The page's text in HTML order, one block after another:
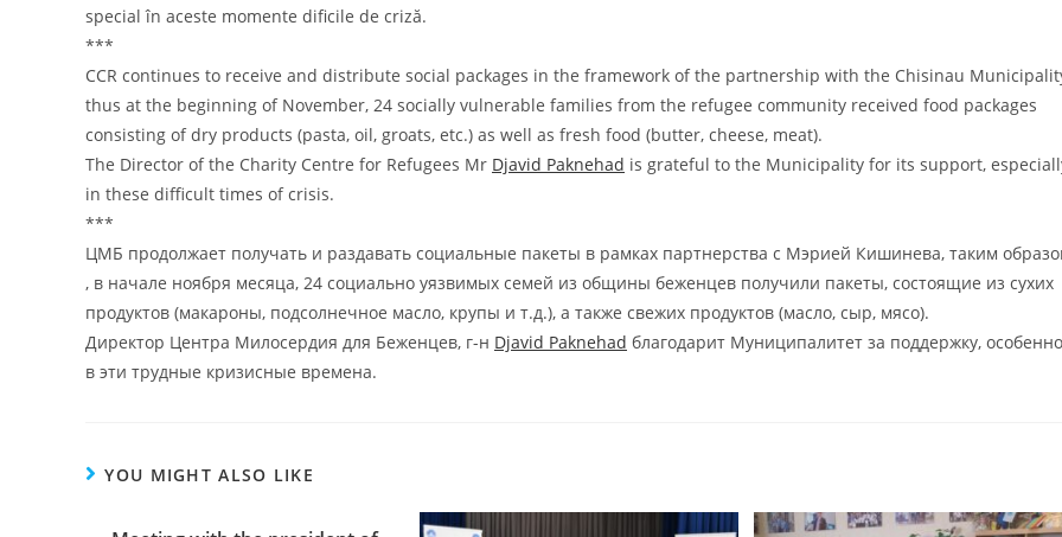
special în aceste momente dificile de criză.
***
CCR continues to receive and distribute social packages in the framework of the partnership with the Chisinau
thus at the beginning of November, 24 socially vulnerable families from the refugee community received food packages
consisting of dry products (pasta, oil, groats, etc.) as well as fresh food (butter, cheese, meat).
The Director of the Charity Centre for Refugees Mr Djavid Paknehad is grateful to the Municipality for its support,
in these difficult times of crisis.
***
ЦМБ продолжает получать и раздавать социальные пакеты в рамках партнерства с Мэрией Кишинева, таким
, в начале ноября месяца, 24 социально уязвимых семей из общины беженцев получили пакеты, состоящие из сухих
продуктов (макароны, подсолнечное масло, крупы и т.д.), а также свежих продуктов (масло, сыр, мясо).
Директор Центра Милосердия для Беженцев, г-н Djavid Paknehad благодарит Муниципалитет за поддержку, особенно
в эти трудные кризисные времена.
YOU MIGHT ALSO LIKE